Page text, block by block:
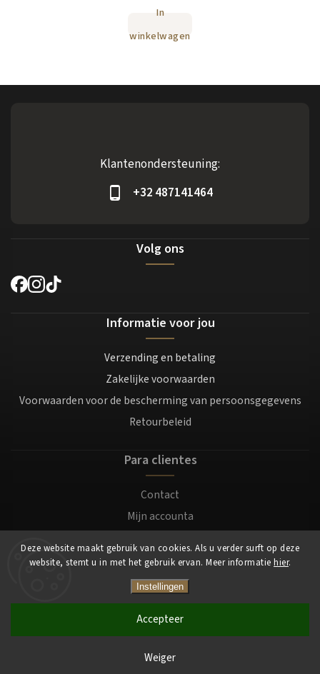
Deze website maakt gebruik van cookies. Als u verder surft op deze
website, stemt u in met het gebruik ervan. Meer informatie hier.
Instellingen
Weiger
Accepteer
In
winkelwagen
Klantenondersteuning:
+32 487141464
Volg ons
Informatie voor jou
Verzending en betaling
Zakelijke voorwaarden
Voorwaarden voor de bescherming van persoonsgegevens
Retourbeleid
Para clientes
Contact
Mijn accounta
Login
Mocafino.nl. Alle rechten voorbehouden.